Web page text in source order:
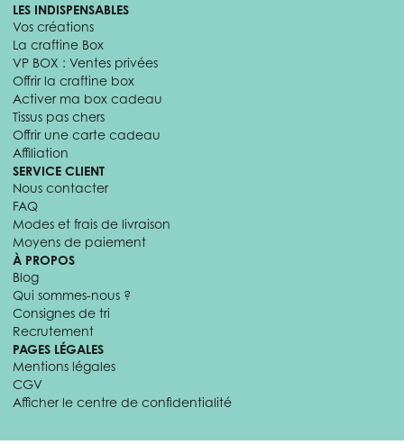
LES INDISPENSABLES
Vos créations
La craftine Box
VP BOX : Ventes privées
Offrir la craftine box
Activer ma box cadeau
Tissus pas chers
Offrir une carte cadeau
Affiliation
SERVICE CLIENT
Nous contacter
FAQ
Modes et frais de livraison
Moyens de paiement
À PROPOS
Blog
Qui sommes-nous ?
Consignes de tri
Recrutement
PAGES LÉGALES
Mentions légales
CGV
Afficher le centre de confidentialité